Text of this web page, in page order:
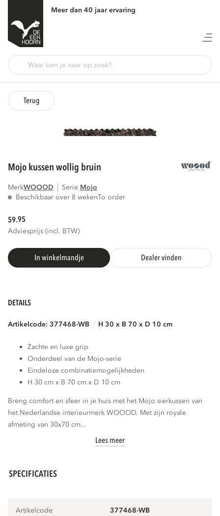
Meer dan 40 jaar ervaring
Terug
mojo kussen wollig bruin
MerkWOOOD Serie
mojo
Beschikbaar over 8 wekenTo order
59.95
Adviesprijs (incl. BTW)
In winkelmandje Dealer vinden
DETAILS
Artikelcode: 377468-WB H 30 x B 70 x D 10 cm
Zachte en luxe grip
Onderdeel van de Mojo-serie
Eindeloze combinatiemogelijkheden
H 30 cm x B 70 cm x D 10 cm
Breng comfort en sfeer in je huis met het Mojo sierkussen van
het Nederlandse interieurmerk WOOOD. Met zijn royale
afmeting van 30x70 cm...
Lees meer
SPECIFICATIES
Artikelcode 377468-WB